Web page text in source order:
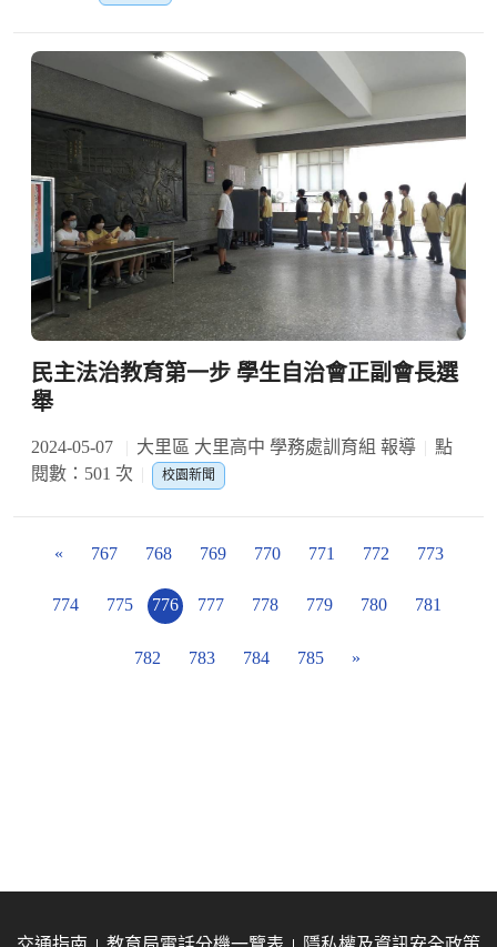
民主法治教育第一步 學生自治會正副會長選
舉
2024-05-07 大里區 大里高中 學務處訓育組 報導
點
閱數：501 次
校園新聞
« 767 768 769 770 771 772 773
774 775 776 777 778 779 780 781
782 783 784 785 »